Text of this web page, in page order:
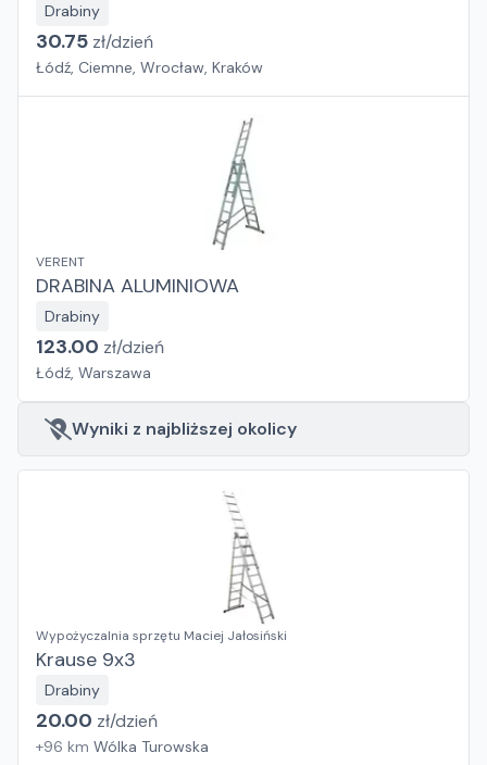
Drabiny
30.75 zł/dzień
Łódź, Ciemne, Wrocław, Kraków
VERENT
DRABINA ALUMINIOWA
Drabiny
123.00 zł/dzień
Łódź, Warszawa
Wyniki z najbliższej okolicy
Wypożyczalnia sprzętu Maciej Jałosiński
Krause 9x3
Drabiny
20.00 zł/dzień
+96 km Wólka Turowska